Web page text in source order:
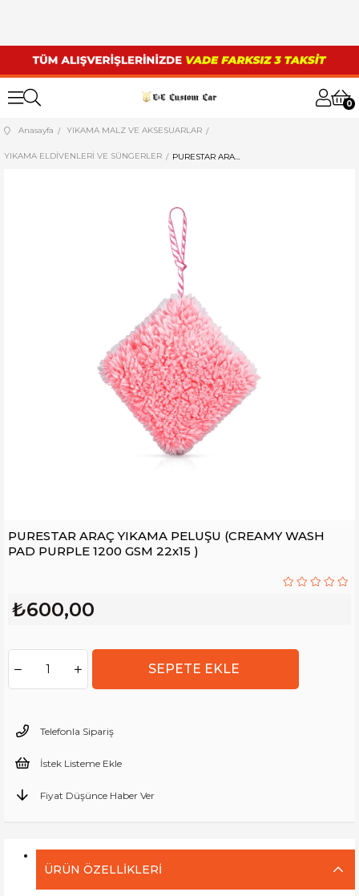
0
Anasayfa YIKAMA MALZ VE AKSESUARLAR
YIKAMA ELDİVENLERİ VE SÜNGERLER PURESTAR ARAÇ YIKAMA PELUŞU (CREAMY WASH PAD PURPLE 1200 GSM 22x15 )
PURESTAR ARAÇ YIKAMA PELUŞU (CREAMY WASH
PAD PURPLE 1200 GSM 22x15 )
₺600,00
Telefonla Sipariş
İstek Listeme Ekle
Fiyat Düşünce Haber Ver
ÜRÜN ÖZELLIKLERI